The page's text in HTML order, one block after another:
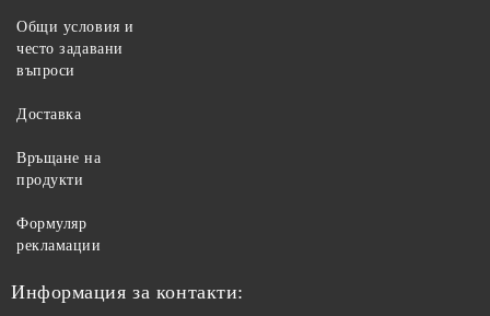
Общи условия и
често задавани
въпроси
Доставка
Връщане на
продукти
Формуляр
рекламации
Информация за контакти: